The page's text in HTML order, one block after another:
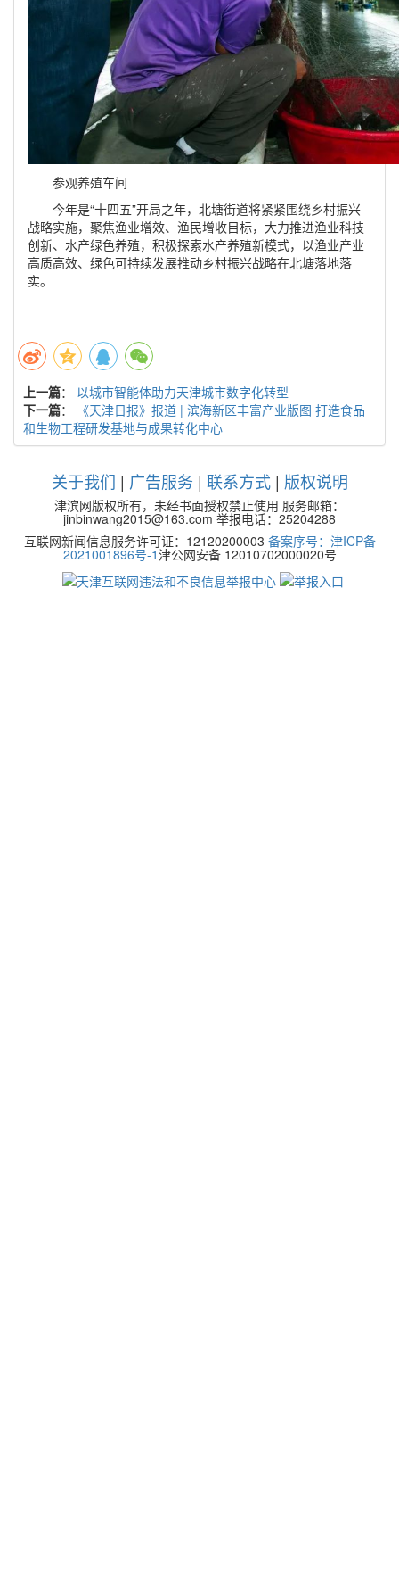
参观养殖车间
今年是“十四五”开局之年，北塘街道将紧紧围绕乡村振兴
战略实施，聚焦渔业增效、渔民增收目标，大力推进渔业科技
创新、水产绿色养殖，积极探索水产养殖新模式，以渔业产业
高质高效、绿色可持续发展推动乡村振兴战略在北塘落地落
实。
上一篇： 以城市智能体助力天津城市数字化转型
下一篇：
《天津日报》报道 | 滨海新区丰富产业版图 打造食品
和生物工程研发基地与成果转化中心
关于我们 | 广告服务 | 联系方式| 版权说明
津滨网版权所有，未经书面授权禁止使用 服务邮箱：
jinbinwang2015@163.com 举报电话：25204288
互联网新闻信息服务许可证：12120200003 备案序号：津ICP备
2021001896号-1津公网安备 12010702000020号